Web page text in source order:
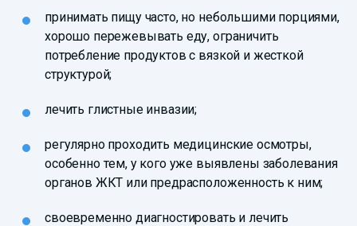
принимать пищу часто, но небольшими порциями,
хорошо пережевывать еду, ограничить
потребление продуктов с вязкой и жесткой
структурой;
лечить глистные инвазии;
регулярно проходить медицинские осмотры,
особенно тем, у кого уже выявлены заболевания
органов ЖКТ или предрасположенность к ним;
своевременно диагностировать и лечить